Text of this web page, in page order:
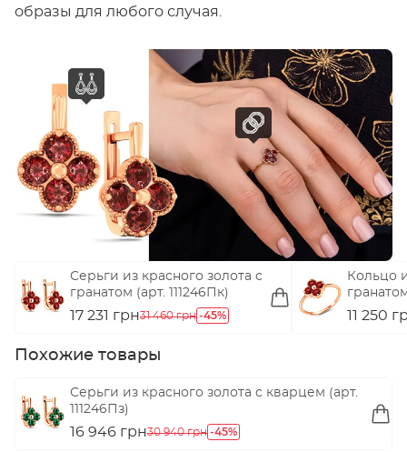
образы для любого случая.
Серьги из красного золота с
гранатом (арт. 111246Пк)
17 231 грн31 460 грн -45%
Кольцо
11 250
Похожие товары
Серьги из красного золота с кварцем (арт.
111246Пз)
16 946 грн30 940 грн -45%